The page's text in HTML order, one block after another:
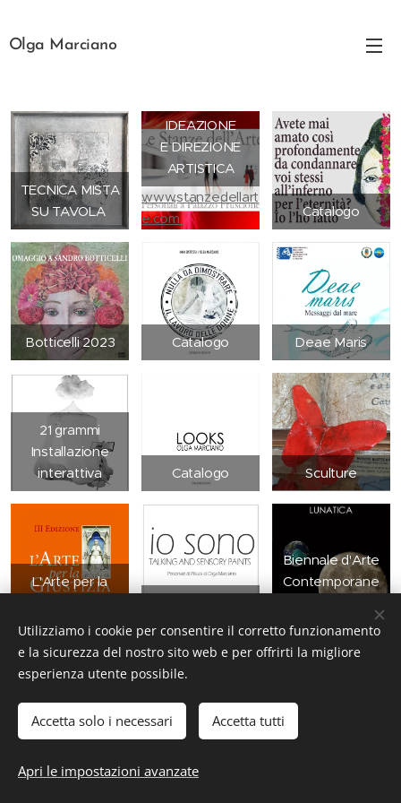
Olga Marciano
TECNICA MISTA
SU TAVOLA
IDEAZIONE
E DIREZIONE
ARTISTICA
www,stanzedellart
e.com
Catalogo
Botticelli 2023 Catalogo Deae Maris
21 grammi
Installazione
interattiva
Catalogo Sculture
L'Arte per la
Biennale d'Arte
Contemporane
Privacy policy
Utilizziamo i cookie per consentire il corretto funzionamento
e la sicurezza del nostro sito web e per offrirti la migliore
esperienza utente possibile.
Accetta solo i necessari Accetta tutti
Apri le impostazioni avanzate